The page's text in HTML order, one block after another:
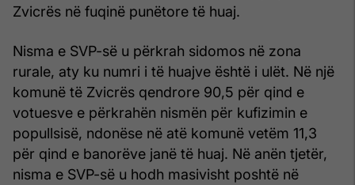
Zvicrës në fuqinë punëtore të huaj.
Nisma e SVP-së u përkrah sidomos në zona
rurale, aty ku numri i të huajve është i ulët. Në një
komunë të Zvicrës qendrore 90,5 për qind e
votuesve e përkrahën nismën për kufizimin e
popullsisë, ndonëse në atë komunë vetëm 11,3
për qind e banorëve janë të huaj. Në anën tjetër,
nisma e SVP-së u hodh masivisht poshtë në